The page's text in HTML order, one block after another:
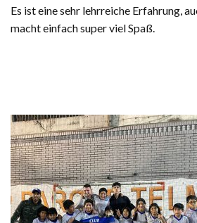
Es ist eine sehr lehrreiche Erfahrung,
macht einfach super viel Spaß.